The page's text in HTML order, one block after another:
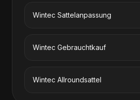
Wintec Sattelanpassung
Wintec Gebrauchtkauf
Wintec Allroundsattel